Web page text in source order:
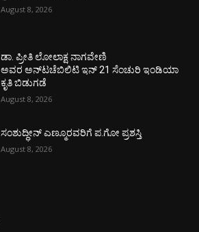
August 8, 2026
ಡಾ. ಪ್ರೀತಿ ಲೋಲಾಕ್ಷ ನಾಗವೇಣಿ
ಅವರ ಅನ್‌ಟಚೆಬಿಲಿಟಿ ಇನ್ 21 ಸೆಂಚುರಿ ಇಂಡಿಯಾ
ಕೃತಿ ಬಿಡುಗಡೆ
August 8, 2026
ಸಂಶುದ್ಧೀನ್ ಎಣ್ಮೂರವರಿಗೆ ಪ.ಗೋ ಪ್ರಶಸ್ತಿ
August 8, 2026